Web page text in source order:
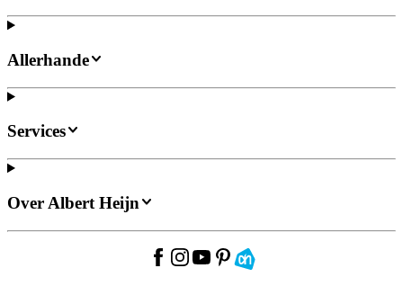
Allerhande
Services
Over Albert Heijn